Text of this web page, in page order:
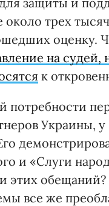
около трех
оценку.
на судей,
к
Украины,
и «Слуги
этих
все же